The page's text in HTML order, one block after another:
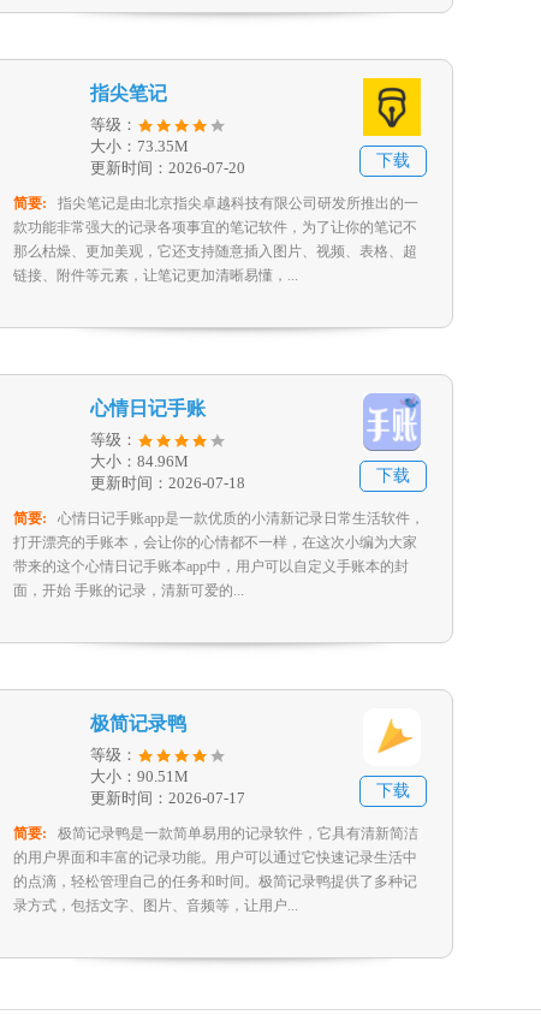
指尖笔记
等级：
大小：73.35M
更新时间：2026-07-20
下载
简要:
指尖笔记是由北京指尖卓越科技有限公司研发所推出的一
款功能非常强大的记录各项事宜的笔记软件，为了让你的笔记不
那么枯燥、更加美观，它还支持随意插入图片、视频、表格、超
链接、附件等元素，让笔记更加清晰易懂，...
心情日记手账
等级：
大小：84.96M
更新时间：2026-07-18
下载
简要:
心情日记手账app是一款优质的小清新记录日常生活软件，
打开漂亮的手账本，会让你的心情都不一样，在这次小编为大家
带来的这个心情日记手账本app中，用户可以自定义手账本的封
面，开始 手账的记录，清新可爱的...
极简记录鸭
等级：
大小：90.51M
更新时间：2026-07-17
下载
简要:
极简记录鸭是一款简单易用的记录软件，它具有清新简洁
的用户界面和丰富的记录功能。用户可以通过它快速记录生活中
的点滴，轻松管理自己的任务和时间。极简记录鸭提供了多种记
录方式，包括文字、图片、音频等，让用户...